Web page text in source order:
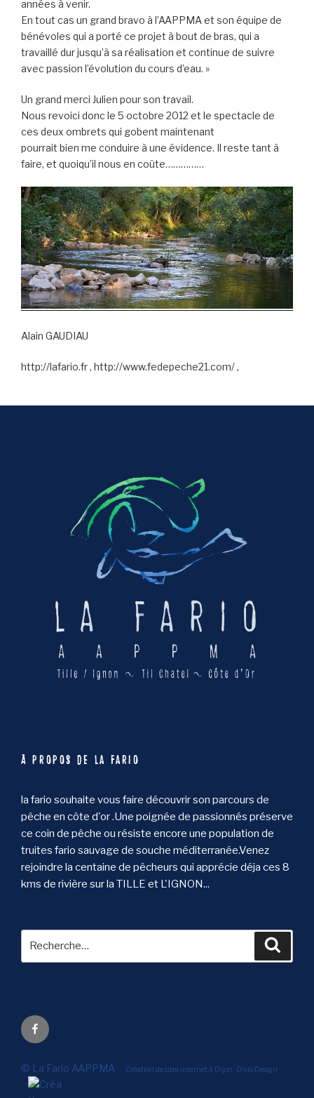
années à venir.
En tout cas un grand bravo à l’AAPPMA et son équipe de
bénévoles qui a porté ce projet à bout de bras, qui a
travaillé dur jusqu’à sa réalisation et continue de suivre
avec passion l’évolution du cours d’eau. »
Un grand merci Julien pour son travail.
Nous revoici donc le 5 octobre 2012 et le spectacle de
ces deux ombrets qui gobent maintenant
pourrait bien me conduire à une évidence. Il reste tant à
faire, et quoiqu’il nous en coûte……………
Alain GAUDIAU
http://lafario.fr , http://www.fedepeche21.com/ ,
À PROPOS DE LA FARIO
la fario souhaite vous faire découvrir son parcours de
pêche en côte d'or .Une poignée de passionnés préserve
ce coin de pêche ou résiste encore une population de
truites fario sauvage de souche méditerranée.Venez
rejoindre la centaine de pêcheurs qui apprécie déja ces 8
kms de rivière sur la TILLE et L'IGNON...
Facebook
© La Fario AAPPMA Création de sites internet à Dijon : Divio Design